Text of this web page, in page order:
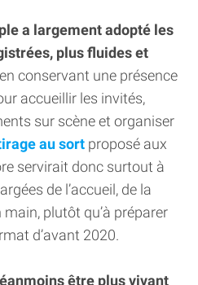
a largement adopté les
plus fluides et
conservant une présence
accueillir les invités,
sur scène et organiser
au sort proposé aux
servirait donc surtout à
de l’accueil, de la
plutôt qu’à préparer
d’avant 2020.
être plus vivant